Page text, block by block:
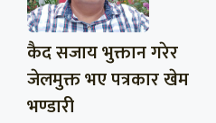
कैद सजाय भुक्तान गरेर
जेलमुक्त भए पत्रकार खेम
भण्डारी